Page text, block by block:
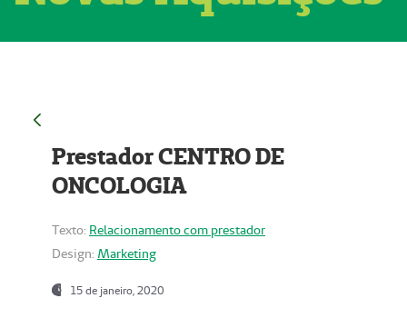
Prestador CENTRO DE
ONCOLOGIA
Texto: Relacionamento com prestador
Design: Marketing
15 de janeiro, 2020